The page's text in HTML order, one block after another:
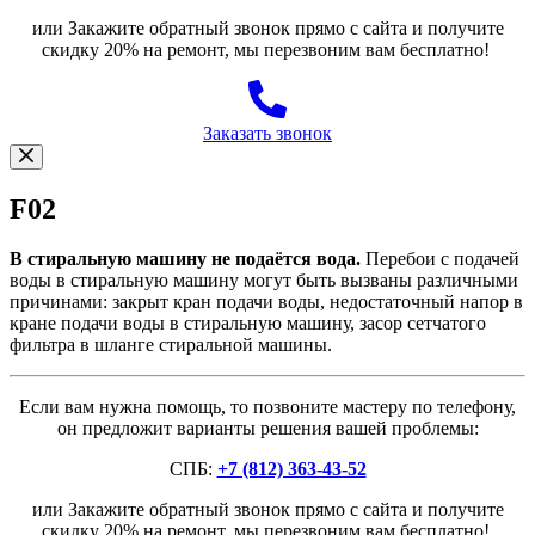
или Закажите обратный звонок прямо с сайта и получите
скидку 20% на ремонт, мы перезвоним вам бесплатно!
Заказать звонок
F02
В стиральную машину не подаётся вода. Перебои с подачей
воды в стиральную машину могут быть вызваны различными
причинами: закрыт кран подачи воды, недостаточный напор в
кране подачи воды в стиральную машину, засор сетчатого
фильтра в шланге стиральной машины.
Если вам нужна помощь, то позвоните мастеру по телефону,
он предложит варианты решения вашей проблемы:
СПБ: +7 (812) 363-43-52
или Закажите обратный звонок прямо с сайта и получите